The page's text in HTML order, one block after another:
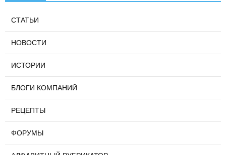
СТАТЬИ
НОВОСТИ
ИСТОРИИ
БЛОГИ КОМПАНИЙ
РЕЦЕПТЫ
ФОРУМЫ